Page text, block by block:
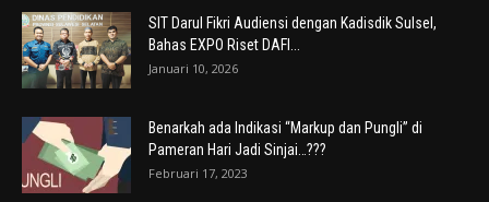
SIT Darul Fikri Audiensi dengan Kadisdik Sulsel,
Bahas EXPO Riset DAFI...
Januari 10, 2026
Benarkah ada Indikasi “Markup dan Pungli” di
Pameran Hari Jadi Sinjai…???
Februari 17, 2023